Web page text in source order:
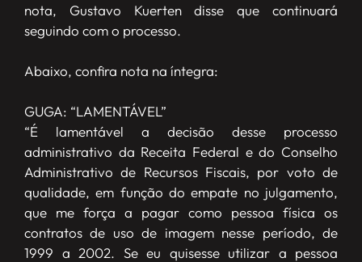
nota, Gustavo Kuerten disse que continuará
seguindo com o processo.
Abaixo, confira nota na íntegra:
GUGA: “LAMENTÁVEL”
“É lamentável a decisão desse processo
administrativo da Receita Federal e do Conselho
Administrativo de Recursos Fiscais, por voto de
qualidade, em função do empate no julgamento,
que me força a pagar como pessoa física os
contratos de uso de imagem nesse período, de
1999 a 2002. Se eu quisesse utilizar a pessoa